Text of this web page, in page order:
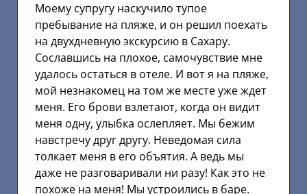
Моему супругу наскучило тупое
пребывание на пляже, и он решил поехать
на двухдневную экскурсию в Сахару.
Сославшись на плохое, самочувствие мне
удалось остаться в отеле. И вот я на пляже,
мой незнакомец на том же месте уже ждет
меня. Его брови взлетают, когда он видит
меня одну, улыбка ослепляет. Мы бежим
навстречу друг другу. Неведомая сила
толкает меня в его объятия. А ведь мы
даже не разговаривали ни разу! Как это не
похоже на меня! Мы устроились в баре.